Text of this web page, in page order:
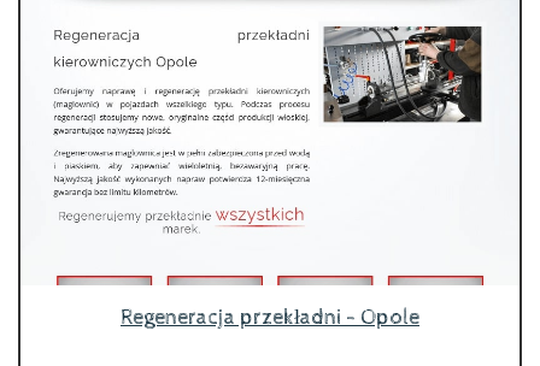
Regeneracja przekładni - Opole